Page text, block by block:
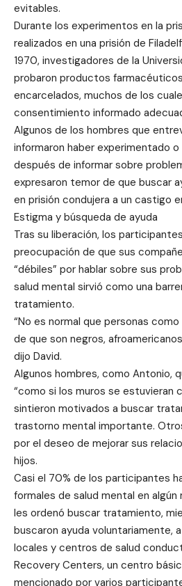
evitables.
Durante los experimentos en la
realizados en una prisión de
1970, investigadores de la
probaron productos
encarcelados, muchos de los
consentimiento informado
Algunos de los hombres que
informaron haber experimentado
después de informar sobre
expresaron temor de que buscar
en prisión condujera a un castigo
Estigma y búsqueda de ayuda
Tras su liberación, los
preocupación de que sus
“débiles” por hablar sobre sus
salud mental sirvió como una
tratamiento.
“No es normal que personas
de que son negros,
dijo David.
Algunos hombres, como Antonio,
“como si los muros se estuvieran
sintieron motivados a buscar
trastorno mental importante.
por el deseo de mejorar sus
hijos.
Casi el 70% de los participantes
formales de salud mental en
les ordenó buscar tratamiento,
buscaron ayuda voluntariamente,
locales y centros de salud
Recovery Centers, un centro
mencionado por varios